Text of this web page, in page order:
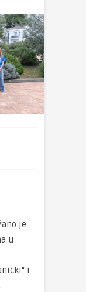
je
u
i